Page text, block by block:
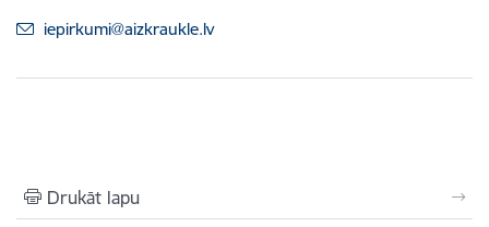
E-pasts:
iepirkumi@aizkraukle.lv
Drukāt lapu